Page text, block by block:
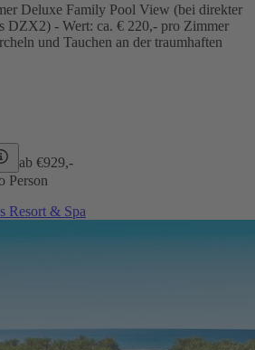
Deluxe Family Pool View (bei direkter
DZX2) - Wert: ca. € 220,- pro Zimmer
und Tauchen an der traumhaften
ab €929,-
Person
Resort & Spa